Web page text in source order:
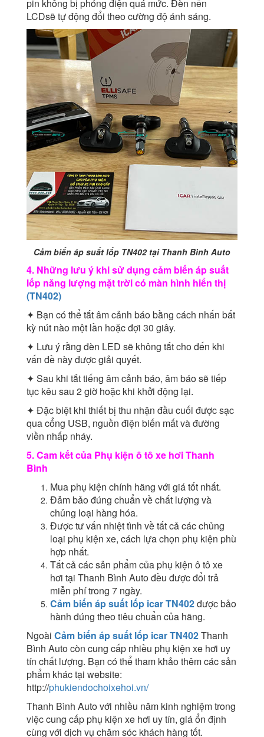
pin không bị phóng điện quá mức. Đèn nền
LCDsẽ tự động đổi theo cường độ ánh sáng.
Cảm biến áp suất lốp TN402 tại Thanh Bình Auto
4. Những lưu ý khi sử dụng cảm biến áp suất
lốp năng lượng mặt trời có màn hình hiển thị
(TN402)
✦ Bạn có thể tắt âm cảnh báo bằng cách nhấn bất
kỳ nút nào một lần hoặc đợi 30 giây.
✦ Lưu ý rằng đèn LED sẽ không tắt cho đến khi
vấn đề này được giải quyết.
✦ Sau khi tắt tiếng âm cảnh báo, âm báo sẽ tiếp
tục kêu sau 2 giờ hoặc khi khởi động lại.
✦ Đặc biệt khi thiết bị thu nhận đầu cuối được sạc
qua cổng USB, nguồn điện biến mất và đường
viền nhấp nháy.
5. Cam kết của Phụ kiện ô tô xe hơi Thanh
Bình
Mua phụ kiện chính hãng với giá tốt nhất.
Đảm bảo đúng chuẩn về chất lượng và
chủng loại hàng hóa.
Được tư vấn nhiệt tình về tất cả các chủng
loại phụ kiện xe, cách lựa chọn phụ kiện phù
hợp nhất.
Tất cả các sản phẩm của phụ kiện ô tô xe
hơi tại Thanh Bình Auto đều được đổi trả
miễn phí trong 7 ngày.
Cảm biến áp suất lốp icar TN402được bảo
hành đúng theo tiêu chuẩn của hãng.
Ngoài Cảm biến áp suất lốp icar TN402Thanh
Bình Auto còn cung cấp nhiều phụ kiện xe hơi uy
tín chất lượng. Bạn có thể tham khảo thêm các sản
phẩm khác tại website:
http://phukiendochoixehoi.vn/
Thanh Bình Auto với nhiều năm kinh nghiệm trong
việc cung cấp phụ kiện xe hơi uy tín, giá ổn định
cùng với dịch vụ chăm sóc khách hàng tốt.